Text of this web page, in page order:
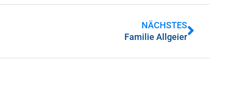
NÄCHSTES
Familie Allgeier